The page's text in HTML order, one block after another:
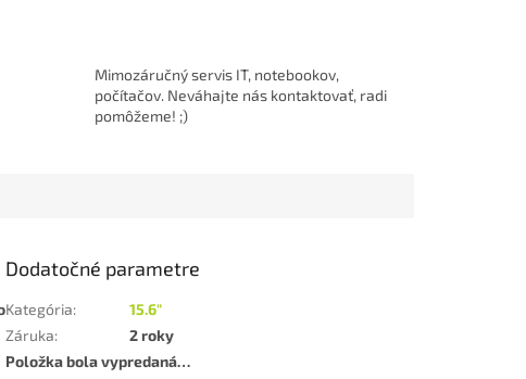
Mimozáručný servis IT, notebookov,
počítačov. Neváhajte nás kontaktovať, radi
pomôžeme! ;)
Dodatočné parametre
Kategória:
15.6"
Záruka:
2 roky
Položka bola vypredaná…